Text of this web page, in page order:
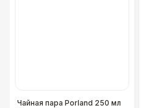
Чайная пара Porland 250 мл